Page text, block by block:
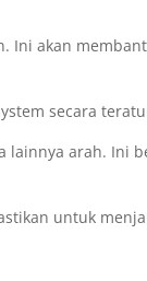
Ini akan
secara
lainnya arah. Ini
untuk